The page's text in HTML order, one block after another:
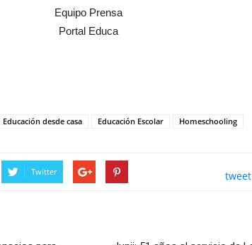
Equipo Prensa
Portal Educa
Educación desde casa Educación Escolar Homeschooling
Twitter tweet